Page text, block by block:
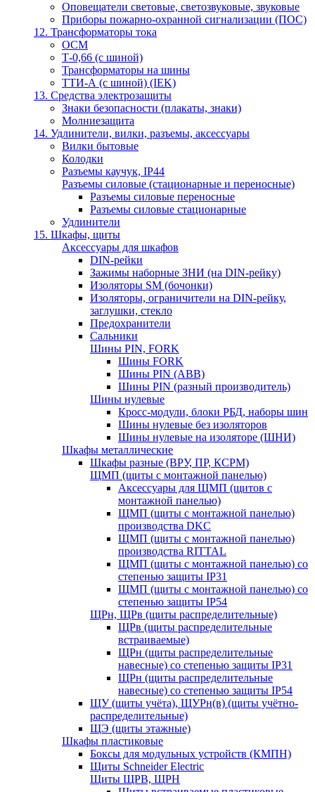
Оповещатели световые, светозвуковые, звуковые
Приборы пожарно-охранной сигнализации (ПОС)
12. Трансформаторы тока
ОСМ
Т-0,66 (с шиной)
Трансформаторы на шины
ТТИ-А (с шиной) (IEK)
13. Средства электрозащиты
Знаки безопасности (плакаты, знаки)
Молниезащита
14. Удлинители, вилки, разъемы, аксессуары
Вилки бытовые
Колодки
Разъемы каучук, IP44
Разъемы силовые (стационарные и переносные)
Разъемы силовые переносные
Разъемы силовые стационарные
Удлинители
15. Шкафы, щиты
Аксессуары для шкафов
DIN-рейки
Зажимы наборные ЗНИ (на DIN-рейку)
Изоляторы SM (бочонки)
Изоляторы, ограничители на DIN-рейку,
заглушки, стекло
Предохранители
Сальники
Шины PIN, FORK
Шины FORK
Шины PIN (АВВ)
Шины PIN (разный производитель)
Шины нулевые
Кросс-модули, блоки РБД, наборы шин
Шины нулевые без изоляторов
Шины нулевые на изоляторе (ШНИ)
Шкафы металлические
Шкафы разные (ВРУ, ПР, КСРМ)
ЩМП (щиты с монтажной панелью)
Аксессуары для ЩМП (щитов с
монтажной панелью)
ЩМП (щиты с монтажной панелью)
производства DKC
ЩМП (щиты с монтажной панелью)
производства RITTAL
ЩМП (щиты с монтажной панелью) со
степенью защиты IP31
ЩМП (щиты с монтажной панелью) со
степенью защиты IP54
ЩРн, ЩРв (щиты распределительные)
ЩРв (щиты распределительные
встраиваемые)
ЩРн (щиты распределительные
навесные) со степенью защиты IP31
ЩРн (щиты распределительные
навесные) со степенью защиты IP54
ЩУ (щиты учёта), ЩУРн(в) (щиты учётно-
распределительные)
ЩЭ (щиты этажные)
Шкафы пластиковые
Боксы для модульных устройств (КМПН)
Щиты Schneider Electric
Щиты ЩРВ, ЩРН